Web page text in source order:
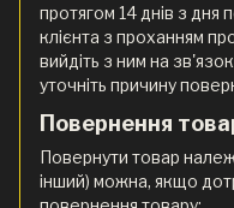
протягом 14 днів з дня
клієнта з проханням
вийдіть з ним на
уточніть причину
Повернення
Повернути товар
інший) можна, якщо